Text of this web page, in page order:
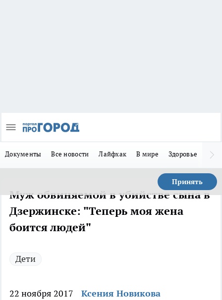
Документы Все новости Лайфхак В мире Здоровье
Принять
Муж обвиняемой в убийстве сына в
Дзержинске: "Теперь моя жена
боится людей"
Дети
22 ноября 2017
Ксения Новикова